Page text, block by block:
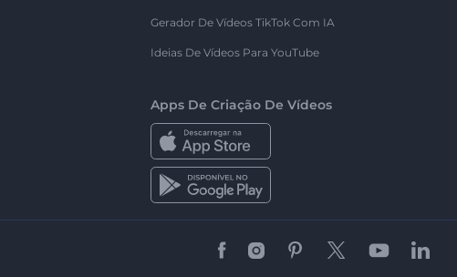
Gerador De Vídeos TikTok Com IA
Ideias De Vídeos Para YouTube
Apps De Criação De Vídeos